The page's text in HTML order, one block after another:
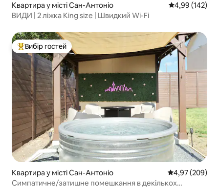
Квартира у місті Сан-Антоніо Середня
4,99 (142)
ВИДИ | 2 ліжка King size | Швидкий Wi-Fi
Топ вибір гостей
Вибір гостей
Квартира у місті Сан-Антоніо Середня
4,97 (209)
Симпатичне/затишне помешкання в декількох